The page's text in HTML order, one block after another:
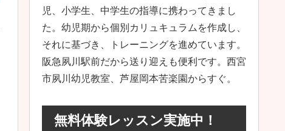
児、小学生、中学生の指導に携わってきまし
た。幼児期から個別カリュキュラムを作成し、
それに基づき、トレーニングを進めています。
阪急夙川駅前だから送り迎えも便利です。西宮
市夙川幼児教室、芦屋岡本苦楽園からすぐ。
無料体験レッスン実施中！